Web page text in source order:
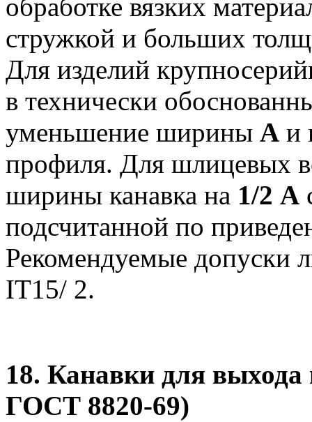
обработке вязких
стружкой и больших
Для изделий
в технически
уменьшение ширины А и
профиля. Для шлицевых
ширины канавка на 1/2 А
подсчитанной по
Рекомендуемые допуски
IT15/ 2.
18. Канавки для
ГОСТ 8820-69)